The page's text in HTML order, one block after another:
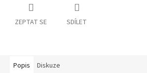
ZEPTAT SE SDÍLET
Popis Diskuze